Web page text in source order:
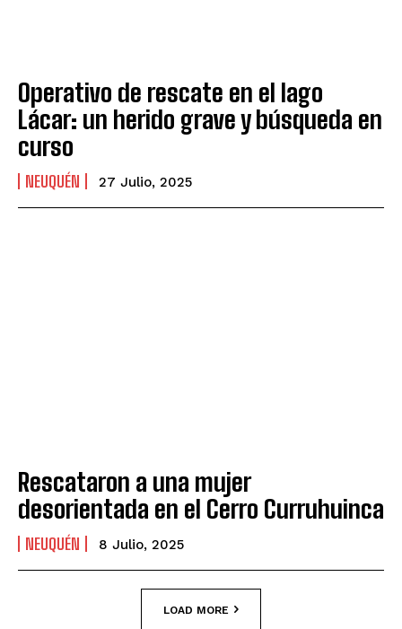
Operativo de rescate en el lago
Lácar: un herido grave y búsqueda en
curso
NEUQUÉN 27 Julio, 2025
Rescataron a una mujer
desorientada en el Cerro Curruhuinca
NEUQUÉN 8 Julio, 2025
LOAD MORE